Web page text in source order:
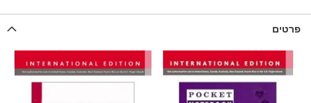
פרטים